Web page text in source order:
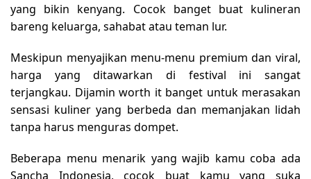
yang bikin kenyang. Cocok banget buat kulineran
bareng keluarga, sahabat atau teman lur.
Meskipun menyajikan menu-menu premium dan viral,
harga yang ditawarkan di festival ini sangat
terjangkau. Dijamin worth it banget untuk merasakan
sensasi kuliner yang berbeda dan memanjakan lidah
tanpa harus menguras dompet.
Beberapa menu menarik yang wajib kamu coba ada
Sancha Indonesia, cocok buat kamu yang suka